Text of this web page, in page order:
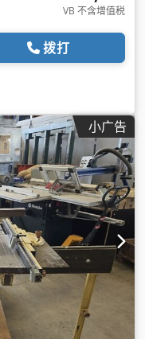
VB 不含增值税
拨打
小广告